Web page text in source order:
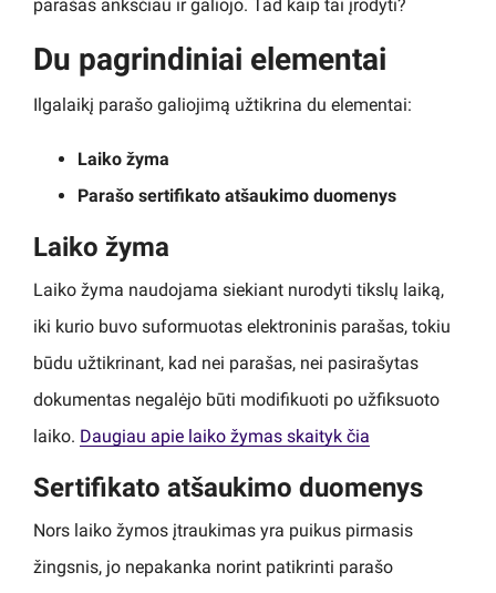
parašas anksčiau ir galiojo. Tad kaip tai įrodyti?
Du pagrindiniai elementai
Ilgalaikį parašo galiojimą užtikrina du elementai:
Laiko žyma
Parašo sertifikato atšaukimo duomenys
Laiko žyma
Laiko žyma naudojama siekiant nurodyti tikslų laiką,
iki kurio buvo suformuotas elektroninis parašas, tokiu
būdu užtikrinant, kad nei parašas, nei pasirašytas
dokumentas negalėjo būti modifikuoti po užfiksuoto
laiko. Daugiau apie laiko žymas skaityk čia
Sertifikato atšaukimo duomenys
Nors laiko žymos įtraukimas yra puikus pirmasis
žingsnis, jo nepakanka norint patikrinti parašo